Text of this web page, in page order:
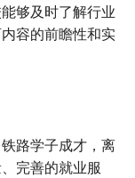
够及时了解行业
容的前瞻性和实
路学子成才，离
完善的就业服